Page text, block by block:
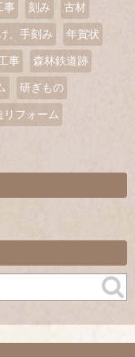
事 刻み 古材
、手刻み 年賀状
事 森林鉄道跡
研ぎもの
リフォーム